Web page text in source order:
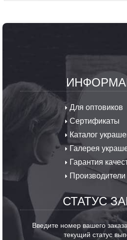
Для оптовиков
Сертификаты
Каталог
Галерея
Гарантия
Производители
СТАТУС
Введите номер вашего
текущий статус